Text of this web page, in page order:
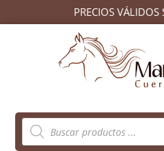
PRECIOS
Búsqueda
de
productos